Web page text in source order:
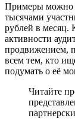
Примеры можно
тысячами
рублей в месяц.
активности
продвижением,
всем тем, кто
подумать о её
Читайте